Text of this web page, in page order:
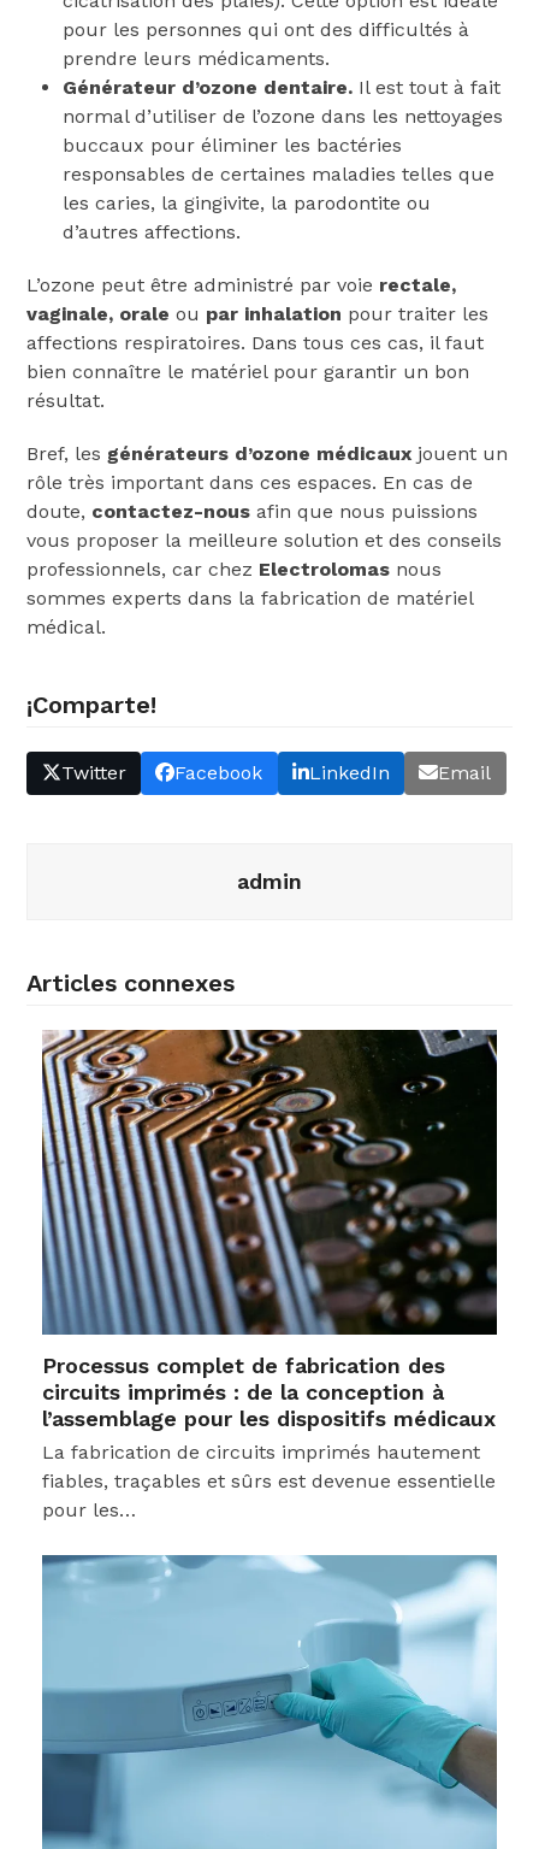
pour les personnes qui ont des difficultés à
prendre leurs médicaments.
Générateur d’ozone dentaire. Il est tout à fait
normal d’utiliser de l’ozone dans les nettoyages
buccaux pour éliminer les bactéries
responsables de certaines maladies telles que
les caries, la gingivite, la parodontite ou
d’autres affections.
L’ozone peut être administré par voie rectale,
vaginale, orale ou par inhalation pour traiter les
affections respiratoires. Dans tous ces cas, il faut
bien connaître le matériel pour garantir un bon
résultat.
Bref, les générateurs d’ozone médicaux jouent un
rôle très important dans ces espaces. En cas de
doute, contactez-nous afin que nous puissions
vous proposer la meilleure solution et des conseils
professionnels, car chez Electrolomas nous
sommes experts dans la fabrication de matériel
médical.
¡Comparte!
Twitter Facebook LinkedIn Email
admin
Articles connexes
Processus complet de fabrication des
circuits imprimés : de la conception à
l’assemblage pour les dispositifs médicaux
La fabrication de circuits imprimés hautement
fiables, traçables et sûrs est devenue essentielle
pour les…